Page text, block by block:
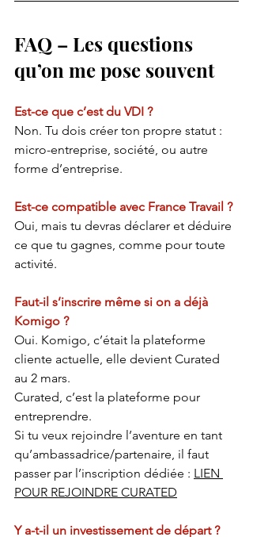
FAQ – Les questions
qu’on me pose souvent
Est-ce que c’est du VDI ?
Non. Tu dois créer ton propre statut :
micro-entreprise, société, ou autre
forme d’entreprise.
Est-ce compatible avec France Travail ?
Oui, mais tu devras déclarer et déduire
ce que tu gagnes, comme pour toute
activité.
Faut-il s’inscrire même si on a déjà
Komigo ?
Oui. Komigo, c’était la plateforme
cliente actuelle, elle devient Curated
au 2 mars.
Curated, c’est la plateforme pour
entreprendre.
Si tu veux rejoindre l’aventure en tant
qu’ambassadrice/partenaire, il faut
passer par l’inscription dédiée : LIEN
POUR REJOINDRE CURATED
Y a-t-il un investissement de départ ?